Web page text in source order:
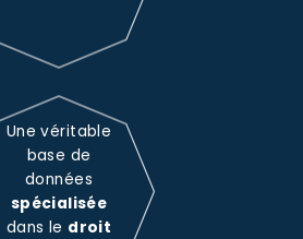
Une véritable
base de
données
spécialisée
dans le droit